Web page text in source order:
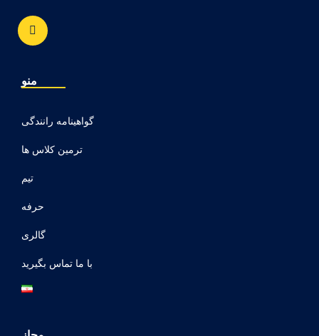
منو
گواهینامه رانندگی
ترمین کلاس ها
تیم
حرفه
گالری
با ما تماس بگیرید